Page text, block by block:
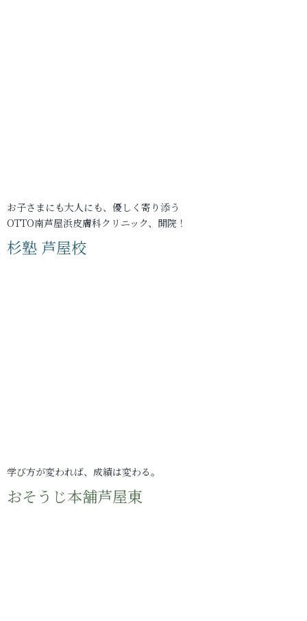
お子さまにも大人にも、優しく寄り添う
OTTO南芦屋浜皮膚科クリニック、開院！
杉塾 芦屋校
学び方が変われば、成績は変わる。
おそうじ本舗芦屋東